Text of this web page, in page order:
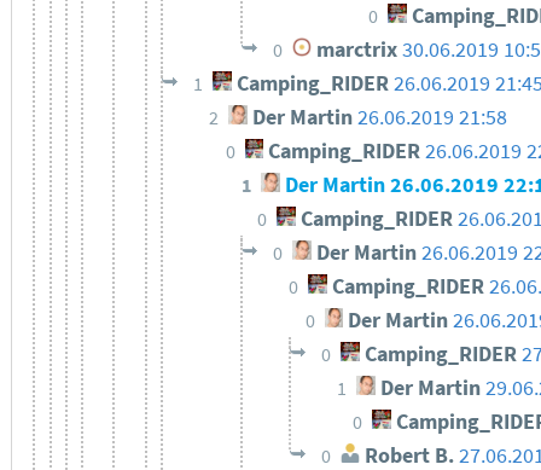
0
0 marctrix30.06.2019
1 Camping_RIDER26.06.2019
2 Der Martin26.06.2019 21:58
0 Camping_RIDER26.06.2019
1 Der Martin 26.06.2019
0 Camping_RIDER
0 Der Martin26.06.2019
0 Camping_RIDER
0 Der Martin
0 Camping_RIDER
1 Der Martin
0
0 Robert B.